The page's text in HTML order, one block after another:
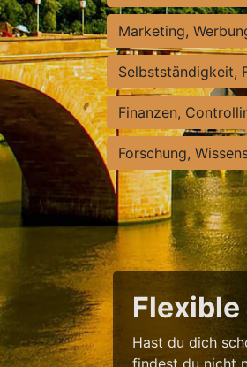
Marketing,
Selbstständigkeit,
Finanzen,
Forschung,
Hast du dich